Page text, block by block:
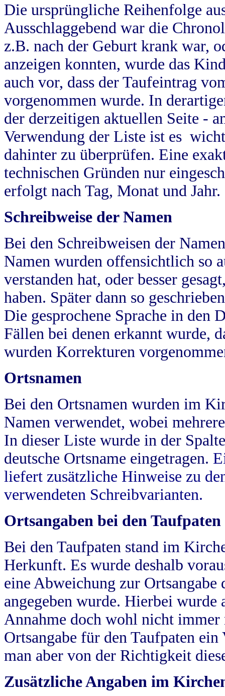
Die ursprüngliche Reihenfolge
Ausschlaggebend war die
z.B. nach der Geburt krank war,
anzeigen konnten, wurde das
auch vor, dass der Taufeintrag
vorgenommen wurde. In
der derzeitigen aktuellen Seite -
Verwendung der Liste ist es
dahinter zu überprüfen. Eine
technischen Gründen nur
erfolgt nach Tag, Monat und Jahr.
Schreibweise der Namen
Bei den Schreibweisen der
Namen wurden offensichtlich so
verstanden hat, oder besser
haben. Später dann so
Die gesprochene Sprache in
Fällen bei denen erkannt wurde,
wurden Korrekturen
Ortsnamen
Bei den Ortsnamen wurden im
Namen verwendet, wobei
In dieser Liste wurde in der
deutsche Ortsname eingetragen.
liefert zusätzliche Hinweise zu
verwendeten Schreibvarianten.
Ortsangaben bei den Taufpaten
Bei den Taufpaten stand im
Herkunft. Es wurde deshalb
eine Abweichung zur
angegeben wurde. Hierbei wurde
Annahme doch wohl nicht
Ortsangabe für den Taufpaten
man aber von der Richtigkeit
Zusätzliche Angaben im